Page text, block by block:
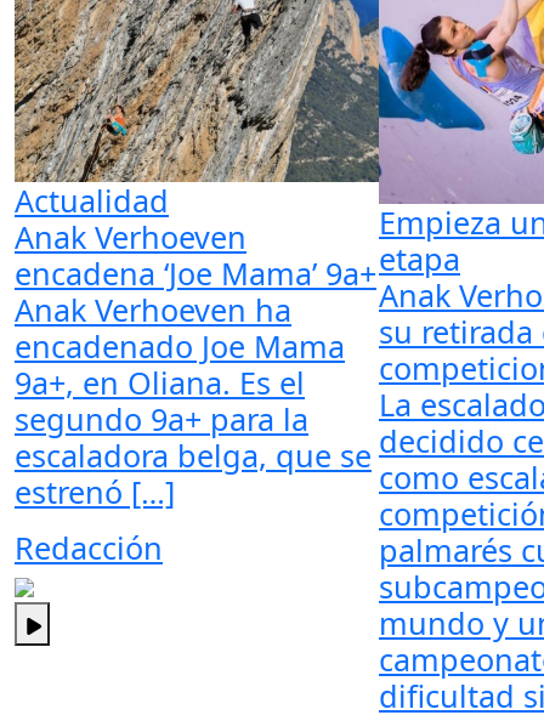
Actualidad
Anak Verhoeven
encadena ‘Joe Mama’ 9a+
Anak Verhoeven ha
encadenado Joe Mama
9a+, en Oliana. Es el
segundo 9a+ para la
escaladora belga, que se
estrenó […]
Redacción
Empieza
etapa
Anak
su retirada
La
decidido
como
palmarés
mundo y
dificultad